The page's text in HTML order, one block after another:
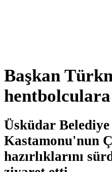
Başkan
Üsküdar
Kastamonu'nun
hazırlıklarını